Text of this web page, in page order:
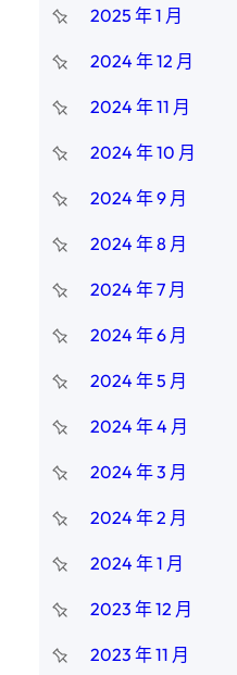
2025 年 1 月
2024 年 12 月
2024 年 11 月
2024 年 10 月
2024 年 9 月
2024 年 8 月
2024 年 7 月
2024 年 6 月
2024 年 5 月
2024 年 4 月
2024 年 3 月
2024 年 2 月
2024 年 1 月
2023 年 12 月
2023 年 11 月